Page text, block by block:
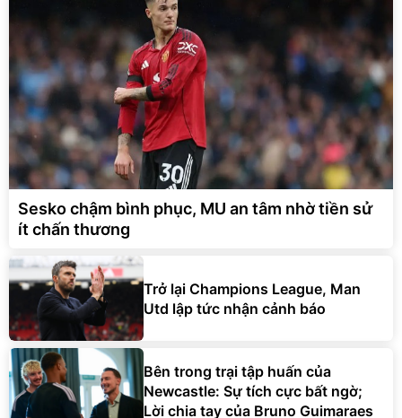
Sesko chậm bình phục, MU an tâm nhờ tiền sử
ít chấn thương
Trở lại Champions League, Man
Utd lập tức nhận cảnh báo
Bên trong trại tập huấn của
Newcastle: Sự tích cực bất ngờ;
Lời chia tay của Bruno Guimaraes